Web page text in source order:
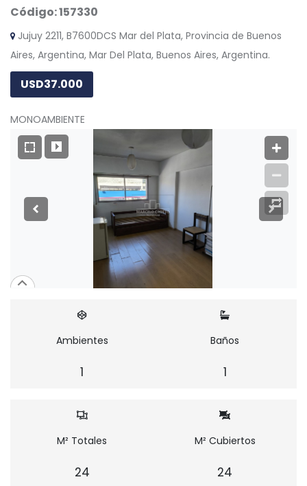
Código: 157330
Jujuy 2211, B7600DCS Mar del Plata, Provincia de Buenos
Aires, Argentina, Mar Del Plata, Buenos Aires, Argentina.
USD37.000
MONOAMBIENTE
Ambientes
1
Baños
1
M² Totales
24
M² Cubiertos
24